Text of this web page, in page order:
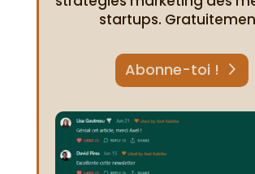
startups.
Abonne-toi !